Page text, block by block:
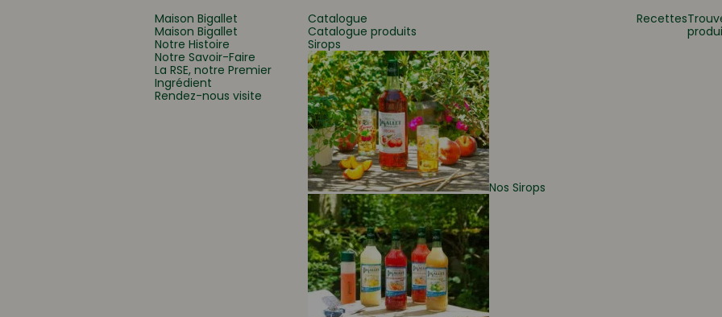
Maison Bigallet
Maison Bigallet
Notre Histoire
Notre Savoir-Faire
La RSE, notre Premier
Ingrédient
Rendez-nous visite
Catalogue
Catalogue produits
Sirops
Nos Sirops
Recettes
Que recherchez-vous ?